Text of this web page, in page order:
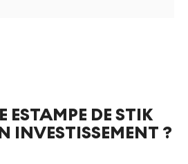
ESTAMPE DE STIK
INVESTISSEMENT ?